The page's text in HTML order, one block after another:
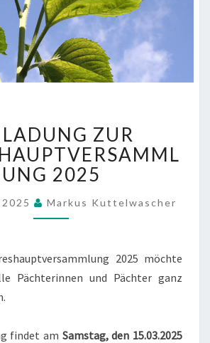
ZUR
2025
ZUR
UNG 2025
Markus Kuttelwascher
2025 möchte
Pächterinnen und Pächter ganz
findet am Samstag, den 15.03.2025